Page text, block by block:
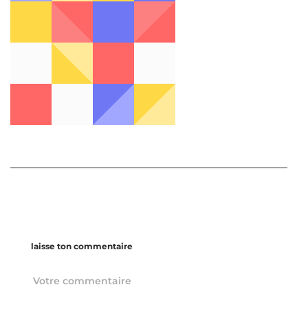
laisse ton commentaire